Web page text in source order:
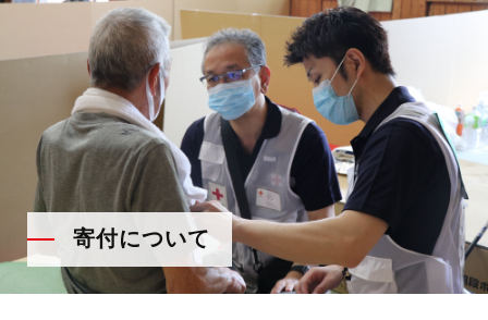
寄付について